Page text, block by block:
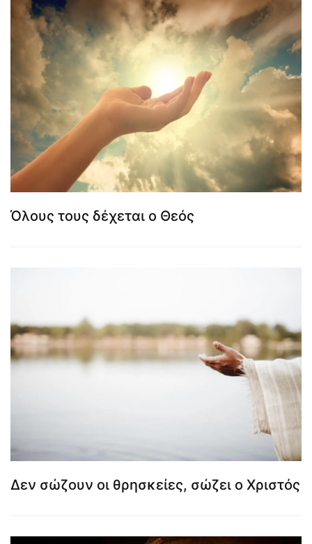
Όλους τους δέχεται ο Θεός
Δεν σώζουν οι θρησκείες, σώζει ο Χριστός